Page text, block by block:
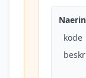
kode